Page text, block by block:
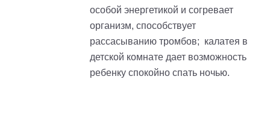
особой энергетикой и согревает
организм, способствует
рассасыванию тромбов; калатея в
детской комнате дает возможность
ребенку спокойно спать ночью.